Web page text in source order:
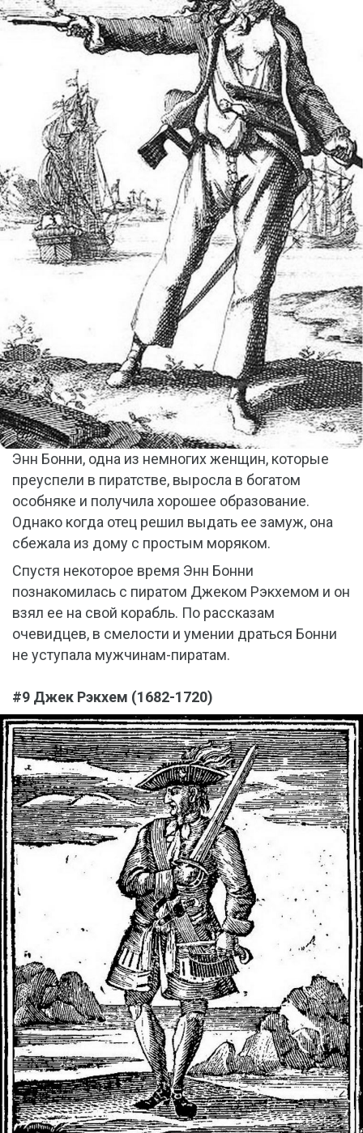
Энн Бонни, одна из немногих женщин, которые
преуспели в пиратстве, выросла в богатом
особняке и получила хорошее образование.
Однако когда отец решил выдать ее замуж, она
сбежала из дому с простым моряком.
Спустя некоторое время Энн Бонни
познакомилась с пиратом Джеком Рэкхемом и он
взял ее на свой корабль. По рассказам
очевидцев, в смелости и умении драться Бонни
не уступала мужчинам-пиратам.
#9 Джек Рэкхем (1682-1720)